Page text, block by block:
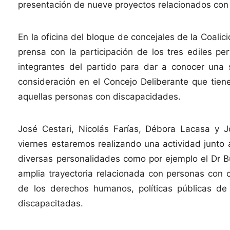
presentación de nueve proyectos relacionados
En la oficina del bloque de concejales de la
prensa con la participación de los tres ediles
integrantes del partido para dar a conocer
consideración en el Concejo Deliberante que
aquellas personas con discapacidades.
José Cestari, Nicolás Farías, Débora Lacasa y
viernes estaremos realizando una actividad
diversas personalidades como por ejemplo el Dr
amplia trayectoria relacionada con personas
de los derechos humanos, políticas públicas
discapacitadas.